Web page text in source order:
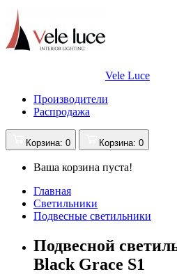
Vele Luce
Производители
Распродажа
Корзина: 0 Корзина: 0
Ваша корзина пуста!
Главная
Светильники
Подвесные светильники
Подвесной
Black Grace S1